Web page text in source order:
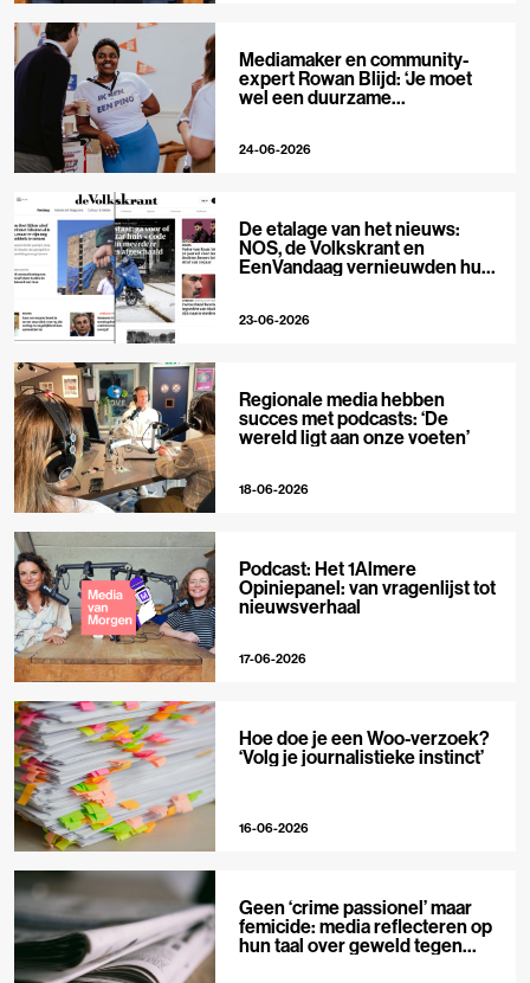
Mediamaker en community-
expert Rowan Blijd: ‘Je moet
wel een duurzame
24-06-2026
De etalage van het nieuws:
NOS, de Volkskrant en
EenVandaag vernieuwden hun
23-06-2026
Regionale media hebben
succes met podcasts: ‘De
wereld ligt aan onze voeten’
18-06-2026
Podcast: Het 1Almere
Opiniepanel: van vragenlijst tot
nieuwsverhaal
17-06-2026
Hoe doe je een Woo-verzoek?
‘Volg je journalistieke instinct’
16-06-2026
Geen ‘crime passionel’ maar
femicide: media reflecteren op
hun taal over geweld tegen